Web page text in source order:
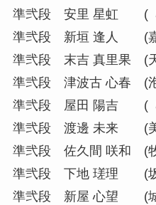
準弐段 安里 星虹 (
準弐段 新垣 逢人 (
準弐段 末吉 真里果 (
準弐段 津波古 心春 (
準弐段 屋田 陽吉 (
準弐段 渡邊 未来 (
準弐段 佐久間 咲和 (
準弐段 下地 瑳理 (
準弐段 新屋 心望 (